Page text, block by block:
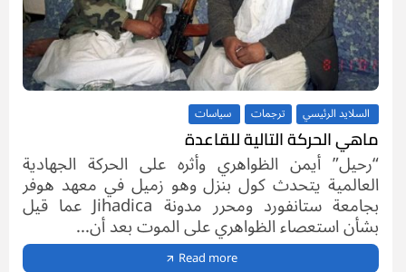
السلايد الرئيسي ترجمات سياسات
ماهي الحركة التالية للقاعدة
“رحيل” أيمن الظواهري وأثره على الحركة الجهادية
العالمية يتحدث كول بنزل وهو زميل في معهد هوفر
بجامعة ستانفورد ومحرر مدونة Jihadica عما قيل
بشأن استعصاء الظواهري على الموت بعد أن...
Read more